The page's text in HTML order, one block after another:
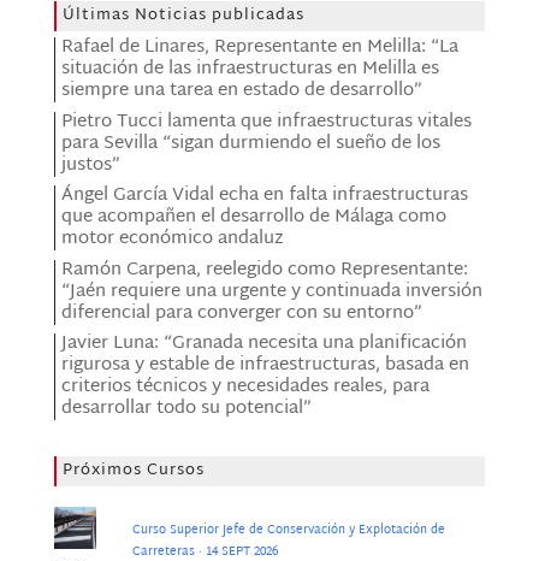
Últimas Noticias publicadas
Rafael de Linares, Representante en Melilla: “La
situación de las infraestructuras en Melilla es
siempre una tarea en estado de desarrollo”
Pietro Tucci lamenta que infraestructuras vitales
para Sevilla “sigan durmiendo el sueño de los
justos”
Ángel García Vidal echa en falta infraestructuras
que acompañen el desarrollo de Málaga como
motor económico andaluz
Ramón Carpena, reelegido como Representante:
“Jaén requiere una urgente y continuada inversión
diferencial para converger con su entorno”
Javier Luna: “Granada necesita una planificación
rigurosa y estable de infraestructuras, basada en
criterios técnicos y necesidades reales, para
desarrollar todo su potencial”
Próximos Cursos
Curso Superior Jefe de Conservación y Explotación de
Carreteras · 14 SEPT 2026